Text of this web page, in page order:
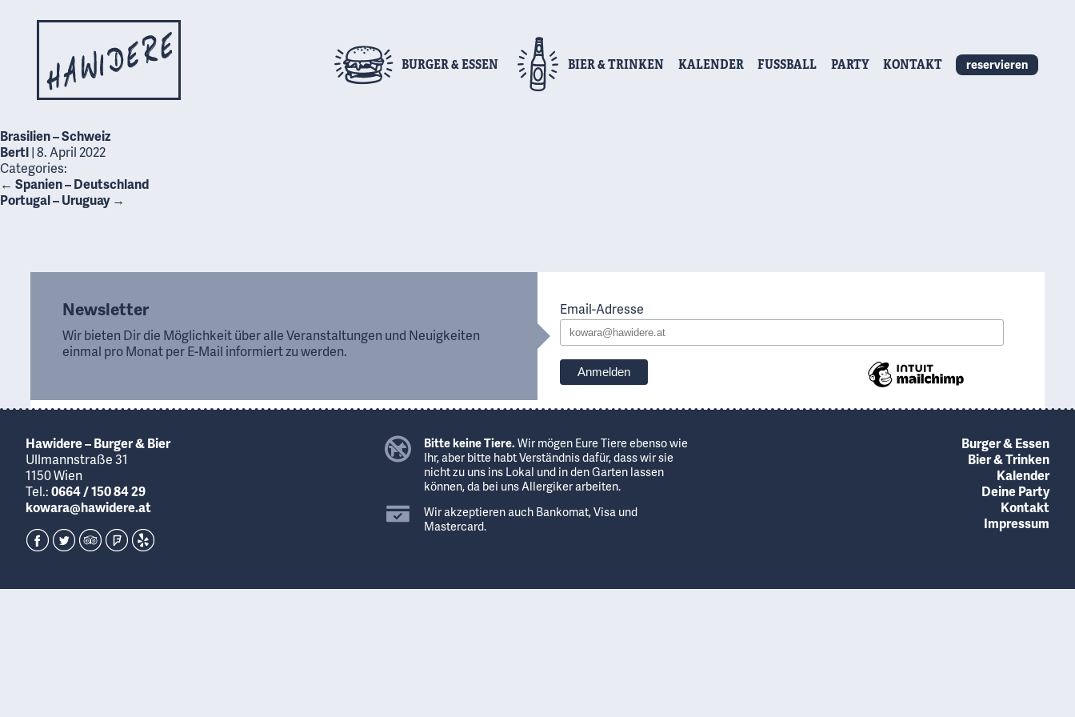
BURGER& ESSEN BIER& TRINKEN KALENDER FUSSBALL PARTY KONTAKT reservieren
Brasilien – Schweiz
Bertl|8. April 2022
Categories:
← Spanien – Deutschland
Portugal – Uruguay →
Newsletter
Wir bieten Dir die Möglichkeit über alle Veranstaltungen und Neuigkeiten
einmal pro Monat per E-Mail informiert zu werden.
Email-Adresse
Hawidere – Burger & Bier
Ullmannstraße 31
1150 Wien
Tel.:0664 / 150 84 29
kowara@hawidere.at
Bitte keine Tiere. Wir mögen Eure Tiere ebenso wie
Ihr, aber bitte habt Verständnis dafür, dass wir sie
nicht zu uns ins Lokal und in den Garten lassen
können, da bei uns Allergiker arbeiten.
Wir akzeptieren auch Bankomat, Visa und
Mastercard.
Burger & Essen
Bier & Trinken
Kalender
Deine Party
Kontakt
Impressum